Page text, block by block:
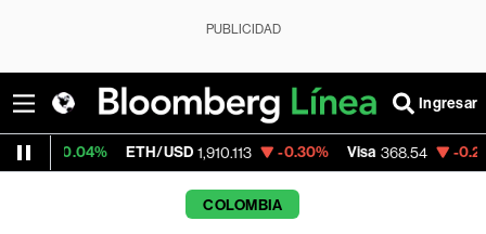
PUBLICIDAD
Ingresar
ETH/USD 1,910.113 -0.30% Visa 368.54 -0.28%
COLOMBIA